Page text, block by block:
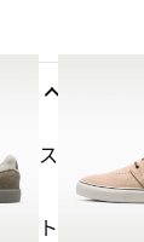
ノス
スト